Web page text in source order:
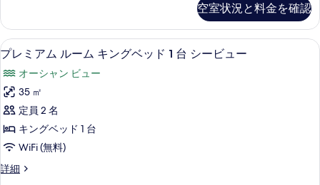
ン
ビ
ュ
ー
の
す
べ
て
の
デ
ン
ビ
ュ
ー
の
詳
キ
ン
グ
ベ
ッ
ド
1
台
プ
ム
ル
ー
キ
ン
ベ
ッ
ド
台
空室状況と料金を確認
プ
レ
ミ
ア
ム
ル
ー
ム
高級寝具、ミニバー、セーフティボ
9
プレミアム ルーム キングベッド 1 台 シービュー
オーシャン ビュー
35 ㎡
定員 2 名
キングベッド 1 台
WiFi (無料)
詳細
プ